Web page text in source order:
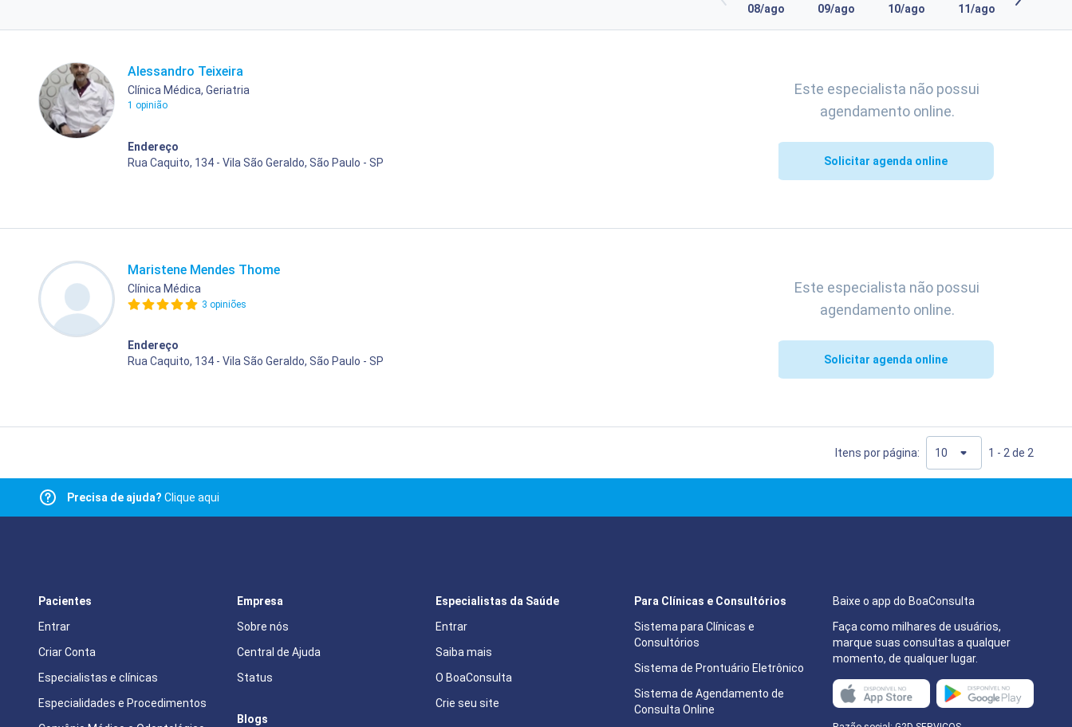
08/ago 09/ago 10/ago 11/ago
Alessandro Teixeira
Clínica Médica, Geriatria
1 opinião
Endereço
Rua Caquito, 134 - Vila São Geraldo, São Paulo - SP
Este especialista não possui
agendamento online.
Solicitar agenda online
Maristene Mendes Thome
Clínica Médica
3 opiniões
Endereço
Rua Caquito, 134 - Vila São Geraldo, São Paulo - SP
Este especialista não possui
agendamento online.
Solicitar agenda online
Itens por página: 1 - 2 de 2
Precisa de ajuda? Clique aqui
Baixe o app do BoaConsulta
Faça como milhares de usuários,
marque suas consultas a qualquer
momento, de qualquer lugar.
Pacientes
Entrar
Criar Conta
Especialistas e clínicas
Especialidades e Procedimentos
Empresa
Sobre nós
Central de Ajuda
Status
Blogs
Especialistas da Saúde
Entrar
Saiba mais
O BoaConsulta
Crie seu site
Para Clínicas e Consultórios
Sistema para Clínicas e
Consultórios
Sistema de Prontuário Eletrônico
Sistema de Agendamento de
Consulta Online